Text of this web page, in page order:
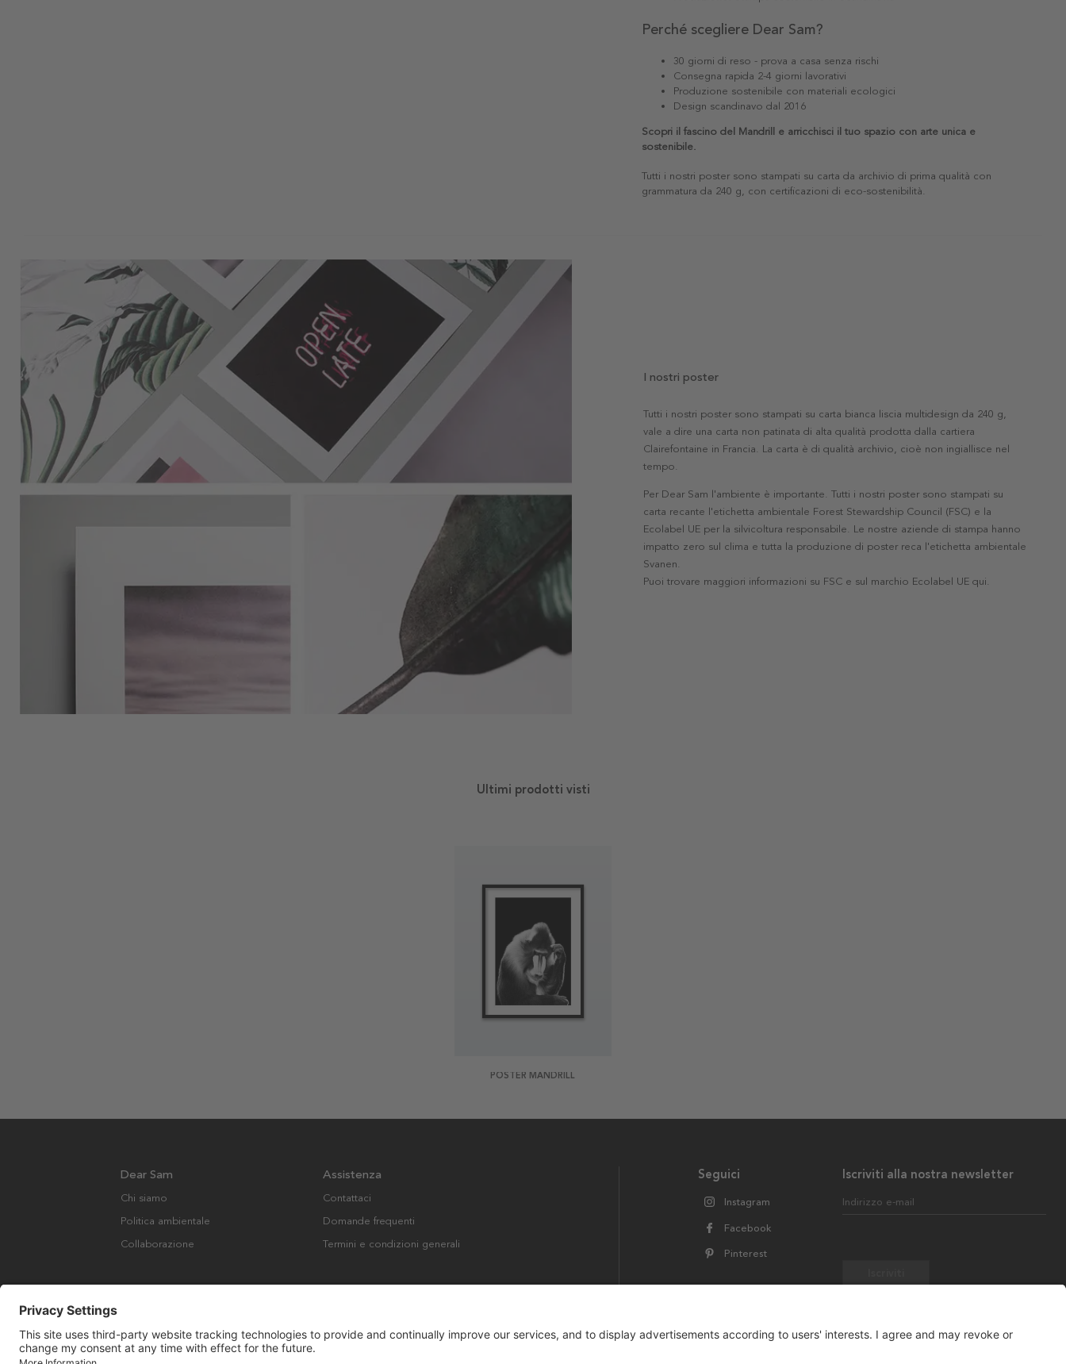
Perché scegliere Dear Sam?
30 giorni di reso - prova a casa senza rischi
Consegna rapida 2-4 giorni lavorativi
Produzione sostenibile con materiali ecologici
Design scandinavo dal 2016
Scopri il fascino del Mandrill e arricchisci il tuo spazio con arte unica e
sostenibile.
Tutti i nostri poster sono stampati su carta da archivio di prima qualità con
grammatura da 240 g, con certificazioni di eco-sostenibilità.
I nostri poster
Tutti i nostri poster sono stampati su carta bianca liscia multidesign da 240 g,
vale a dire una carta non patinata di alta qualità prodotta dalla cartiera
Clairefontaine in Francia. La carta è di qualità archivio, cioè non ingiallisce nel
tempo.
Per Dear Sam l'ambiente è importante. Tutti i nostri poster sono stampati su
carta recante l'etichetta ambientale Forest Stewardship Council (FSC) e la
Ecolabel UE per la silvicoltura responsabile. Le nostre aziende di stampa hanno
impatto zero sul clima e tutta la produzione di poster reca l'etichetta ambientale
Svanen.
Puoi trovare maggiori informazioni su FSC e sul marchio Ecolabel UE qui.
Ultimi prodotti visti
POSTER MANDRILL
Iscriviti alla nostra newsletter
Indirizzo e-mail
Seguici
Instagram
Facebook
Pinterest
Dear Sam
Chi siamo
Politica ambientale
Collaborazione
Assistenza
Contattaci
Domande frequenti
Termini e condizioni generali